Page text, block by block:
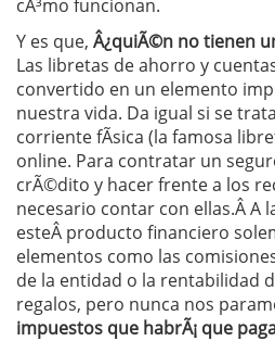
cÃ³mo funcionan.
Y es que, Â¿quiÃ©n no tienen
Las libretas de ahorro y
convertido en un elemento
nuestra vida. Da igual si se
corriente fÃ­sica (la famosa
online. Para contratar un
crÃ©dito y hacer frente a los
necesario contar con ellas.Â A
esteÂ producto financiero
elementos como las
de la entidad o la rentabilidad
regalos, pero nunca nos
impuestos que habrÃ¡ que